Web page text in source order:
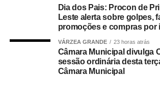
, de autoria do Poder Executivo,
artigo 35 da Lei Municipal nº 4.697/2021,
parcelamento do solo urbano no
Outro projeto previsto para votação é o
, de autoria do vereador
Dia dos Pais: Procon de
Leste alerta sobre golpes,
promoções e compras por
VÁRZEA GRANDE 23 horas atrás
Câmara Municipal divulga
sessão ordinária desta
Câmara Municipal